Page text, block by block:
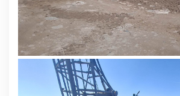
Korrupsiyaga qarshi kurash
Murojaat uchun